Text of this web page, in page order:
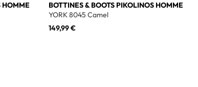
HOMME
BOTTINES & BOOTS PIKOLINOS HOMME
YORK 8045 Camel
149,99 €